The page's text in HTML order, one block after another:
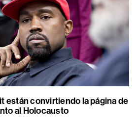
están convirtiendo la página de
al Holocausto